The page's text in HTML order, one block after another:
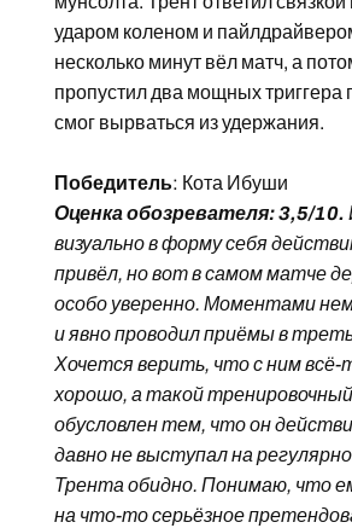
ударом коленом и
несколько минут вёл матч, а
пропустил два мощных триггера
смог вырваться из удержания.
Победитель: Кота Ибуши
Оценка обозревателя: 3,5/10.
визуально в форму себя
привёл, но вот в самом матче
особо уверенно. Моментами
и явно проводил приёмы в
Хочется верить, что с ним всё-
хорошо, а такой
обусловлен тем, что он
давно не выступал на
Трента обидно. Понимаю, что
на что-то серьёзное